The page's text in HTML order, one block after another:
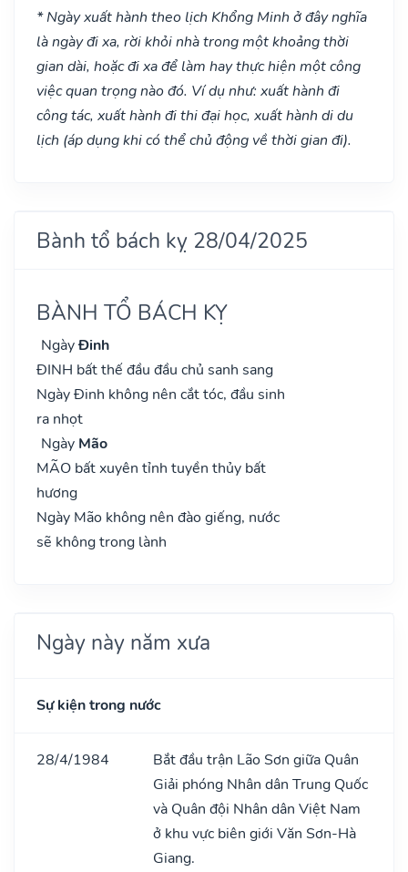
* Ngày xuất hành theo lịch Khổng Minh ở đây nghĩa
là ngày đi xa, rời khỏi nhà trong một khoảng thời
gian dài, hoặc đi xa để làm hay thực hiện một công
việc quan trọng nào đó. Ví dụ như: xuất hành đi
công tác, xuất hành đi thi đại học, xuất hành di du
lịch (áp dụng khi có thể chủ động về thời gian đi).
Bành tổ bách kỵ 28/04/2025
BÀNH TỔ BÁCH KỴ
NgàyĐinh
ĐINH bất thế đầu đầu chủ sanh sang
Ngày Đinh không nên cắt tóc, đầu sinh
ra nhọt
Ngày Mão
MÃO bất xuyên tỉnh tuyền thủy bất
hương
Ngày Mão không nên đào giếng, nước
sẽ không trong lành
Ngày này năm xưa
Sự kiện trong nước
28/4/1984
Bắt đầu trận Lão Sơn giữa Quân
Giải phóng Nhân dân Trung Quốc
và Quân đội Nhân dân Việt Nam
ở khu vực biên giới Văn Sơn-Hà
Giang.